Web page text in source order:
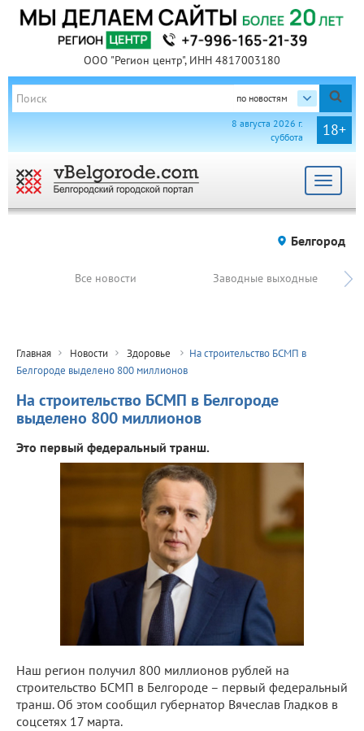
ООО "Регион центр", ИНН 4817003180
по новостям
18+
8 августа 2026 г.
суббота
Toggle
Белгород
Все новости Заводные выходные
Главная Новости Здоровье
На строительство БСМП в
Белгороде выделено 800 миллионов
На строительство БСМП в Белгороде
выделено 800 миллионов
Это первый федеральный транш.
Наш регион получил 800 миллионов рублей на
строительство БСМП в Белгороде – первый федеральный
транш. Об этом сообщил губернатор Вячеслав Гладков в
соцсетях 17 марта.